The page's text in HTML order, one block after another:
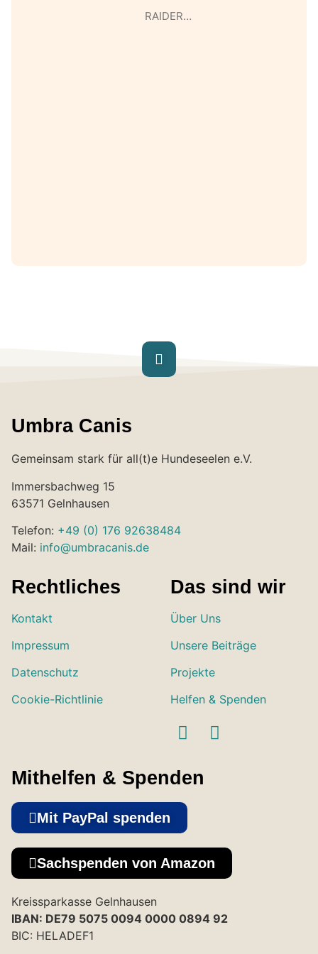
RAIDER…
Umbra Canis
Gemeinsam stark für all(t)e Hundeseelen e.V.
Immersbachweg 15
63571 Gelnhausen
Telefon: +49 (0) 176 92638484
Mail: info@umbracanis.de
Rechtliches
Kontakt
Impressum
Datenschutz
Cookie-Richtlinie
Das sind wir
Über Uns
Unsere Beiträge
Projekte
Helfen & Spenden
Mithelfen & Spenden
Mit PayPal spenden
Sachspenden von Amazon
Kreissparkasse Gelnhausen
IBAN: DE79 5075 0094 0000 0894 92
BIC: HELADEF1